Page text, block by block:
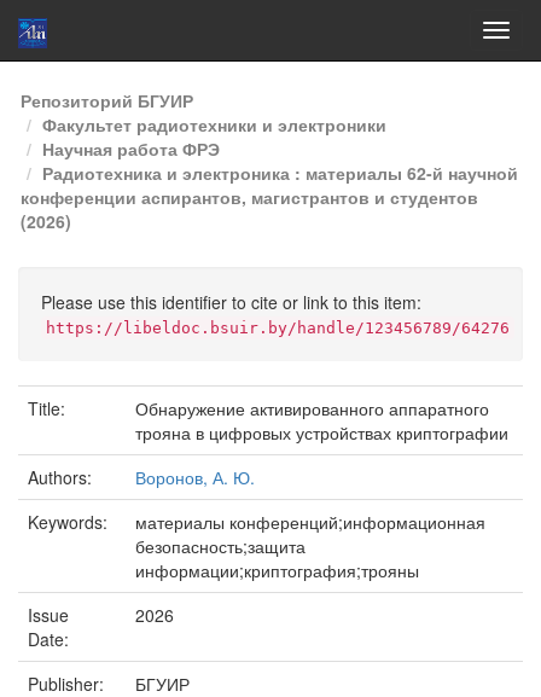
Skip
navigation
Репозиторий БГУИР
Факультет радиотехники и электроники
Научная работа ФРЭ
Радиотехника и электроника : материалы 62-й научной
конференции аспирантов, магистрантов и студентов
(2026)
Please use this identifier to cite or link to this item:
https://libeldoc.bsuir.by/handle/123456789/64276
Title:
Обнаружение активированного аппаратного
трояна в цифровых устройствах криптографии
Authors:
Воронов, А. Ю.
Keywords:
материалы конференций;информационная
безопасность;защита
информации;криптография;трояны
Issue
Date:
2026
Publisher:
БГУИР